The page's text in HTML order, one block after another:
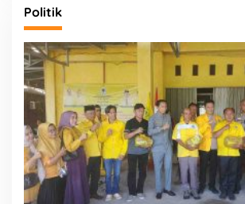
Politik